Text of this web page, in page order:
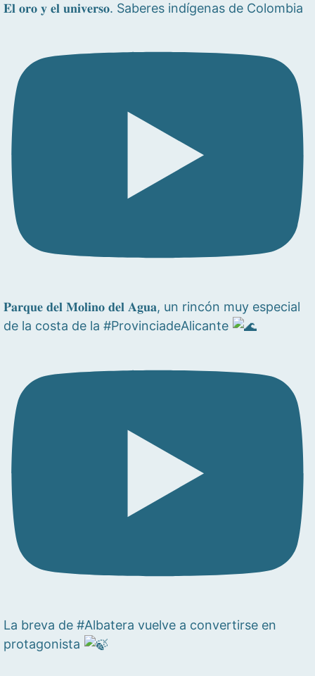
𝐄𝐥 𝐨𝐫𝐨 𝐲 𝐞𝐥 𝐮𝐧𝐢𝐯𝐞𝐫𝐬𝐨. Saberes indígenas de Colombia
𝐏𝐚𝐫𝐪𝐮𝐞 𝐝𝐞𝐥 𝐌𝐨𝐥𝐢𝐧𝐨 𝐝𝐞𝐥 𝐀𝐠𝐮𝐚, un rincón muy especial
de la costa de la #ProvinciadeAlicante
La breva de #Albatera vuelve a convertirse en
protagonista